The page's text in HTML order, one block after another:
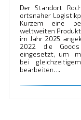
Der Standort
ortsnaher
Kurzem eine
weltweiten
im Jahr 2025
2022 die
eingesetzt, um
bei
bearbeiten….